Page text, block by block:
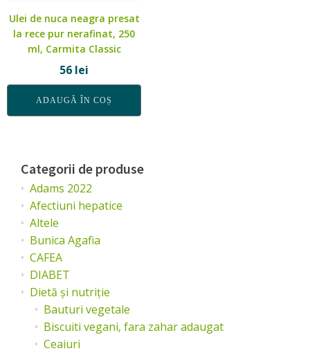
Categorii de produse
Adams 2022
Afectiuni hepatice
Altele
Bunica Agafia
CAFEA
DIABET
Dietă și nutriție
Bauturi vegetale
Biscuiti vegani, fara zahar adaugat
Ceaiuri
Ulei de nuca neagra presat
la rece pur nerafinat, 250
ml, Carmita Classic
56 lei
ADAUGĂ ÎN COȘ